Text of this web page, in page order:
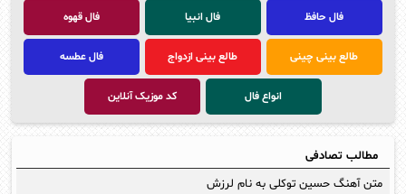
فال حافظ فال انبیا فال قهوه
طالع بینی چینی طالع بینی ازدواج فال عطسه
انواع فال کد موزیک آنلاین
مطالب تصادفی
متن آهنگ حسین توکلی به نام لرزش